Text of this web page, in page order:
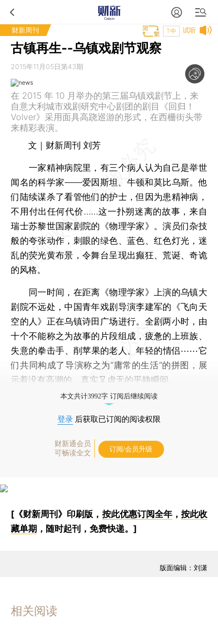
财新周刊 试听
T中
古镇再生--乌镇戏剧节观察
2015年11月05日第43期
在 2015 年 10 月举办的第三届乌镇戏剧节上，来
自意大利城市戏剧研究中心剧团的剧目《回归！
Volver》采用面具高跷巡游的形式，在西栅街头带
来精彩表演。
文｜财新周刊 刘芳
一家精神病院里，有三个病人认为自己是举世
闻名的科学家——爱因斯坦、牛顿和莫比乌斯。他
们陆续谋杀了看管他们的护士，但因为患精神病，
不用付出任何代价……这一扑朔迷离的故事，来自
瑞士苏黎世国家剧院的《物理学家》。演员们杂技
般的夸张动作，刺眼的绿色、蓝色、红色灯光，迷
乱的荧光黄布景，令舞台呈现出癫狂、荒诞、奇诡
的风格。
同一时间，在距离《物理学家》上演的乌镇大
剧院不远处，中国青年戏剧导演李建军的《飞向天
空的人》正在乌镇诗田广场进行。全剧两小时，由
十个不能称之为故事的片段组成，疲惫的上班族、
失意的拳击手、削苹果的老人、年轻的情侣⋯⋯它
们共同构成了导演称之为“庸常的生活”的拼图，展
示着没有高潮的、真实又虚无的平静瞬间。
本文共计3992字 订阅后继续阅读
登录 后获取已订阅的阅读权限
财新通会员
可畅读全文
订阅/会员升级
[《财新周刊》印刷版， 按此优惠订阅全年， 按此收
藏单期 ，随时起刊，免费快递。]
版面编辑：刘潇
相关阅读